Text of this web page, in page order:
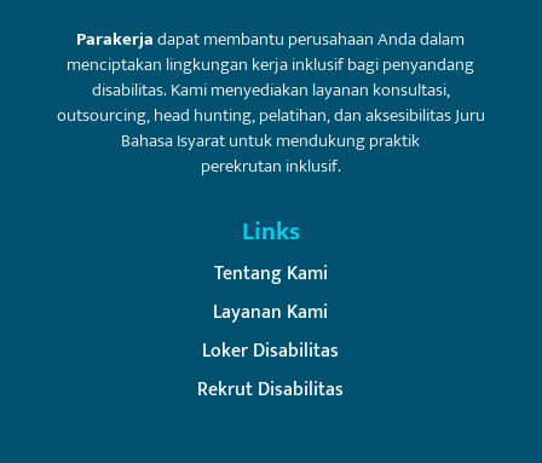
Parakerjadapat membantu perusahaan Anda dalam
menciptakan lingkungan kerja inklusif bagi penyandang
disabilitas. Kami menyediakan layanan konsultasi,
outsourcing, head hunting, pelatihan, dan aksesibilitas Juru
Bahasa Isyarat untuk mendukung praktik
perekrutan inklusif.
Links
Tentang Kami
Layanan Kami
Loker Disabilitas
Rekrut Disabilitas